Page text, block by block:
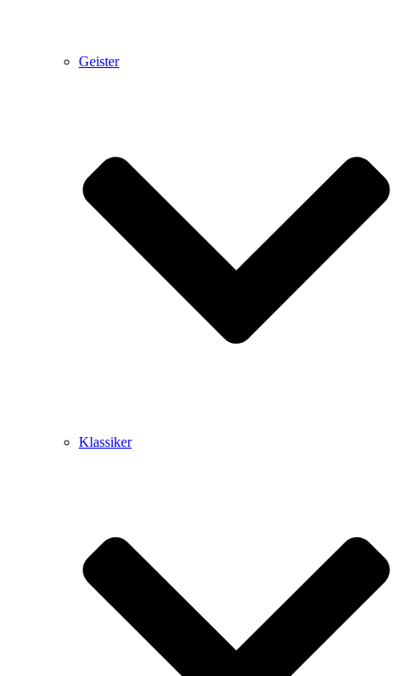
Geister
Klassiker